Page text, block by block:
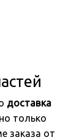
доставка
только
заказа от